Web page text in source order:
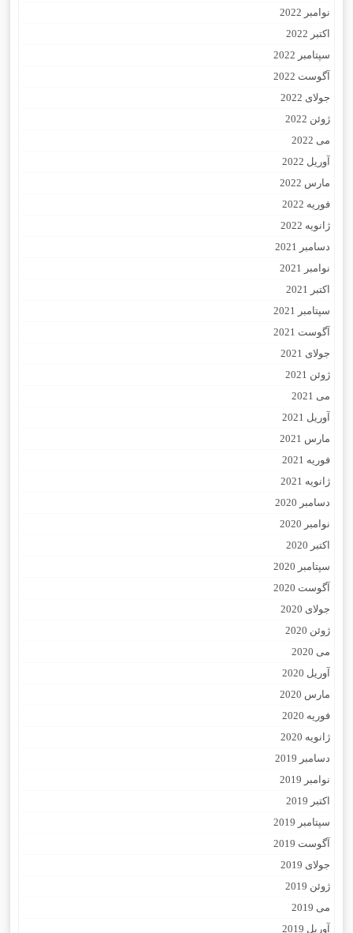
نوامبر 2022
اکتبر 2022
سپتامبر 2022
آگوست 2022
جولای 2022
ژوئن 2022
می 2022
آوریل 2022
مارس 2022
فوریه 2022
ژانویه 2022
دسامبر 2021
نوامبر 2021
اکتبر 2021
سپتامبر 2021
آگوست 2021
جولای 2021
ژوئن 2021
می 2021
آوریل 2021
مارس 2021
فوریه 2021
ژانویه 2021
دسامبر 2020
نوامبر 2020
اکتبر 2020
سپتامبر 2020
آگوست 2020
جولای 2020
ژوئن 2020
می 2020
آوریل 2020
مارس 2020
فوریه 2020
ژانویه 2020
دسامبر 2019
نوامبر 2019
اکتبر 2019
سپتامبر 2019
آگوست 2019
جولای 2019
ژوئن 2019
می 2019
آوریل 2019